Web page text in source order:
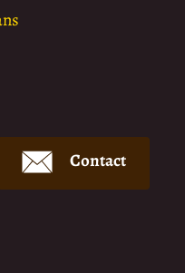
Contact